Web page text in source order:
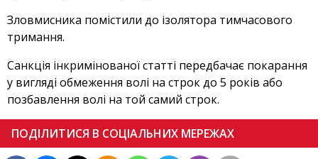
Зловмисника помістили до ізолятора тимчасового
тримання.
Санкція інкримінованої статті передбачає покарання
у вигляді обмеження волі на строк до 5 років або
позбавлення волі на той самий строк.
ПОДІЛИТИСЯ В СОЦІАЛЬНИХ МЕРЕЖАХ